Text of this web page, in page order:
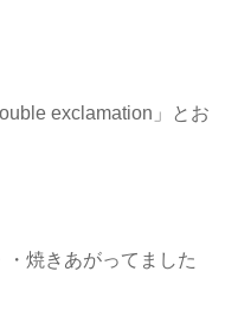
」とお
焼きあがってました